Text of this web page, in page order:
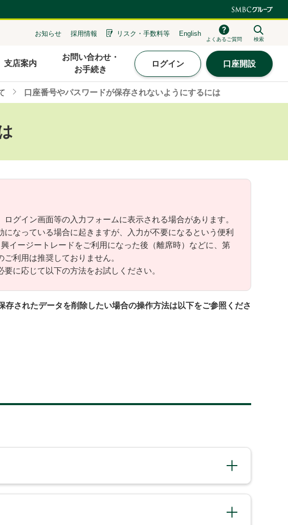
お知らせ 採用情報 リスク・ 手数料等 English
よくあるご質問 検索
支店案内
お問い合わせ・
お手続き
ログイン 口座開設
口座番号やパスワードが保存されないようにするには
グイン画面等の入力フォームに表示される場合があります。
なっている場合に起きますが、入力が不要になるという便利
イージートレードをご利用になった後（離席時）などに、第
利用は推奨しておりません。
に応じて以下の方法をお試しください。
されたデータを削除したい場合の操作方法は以下をご参照くださ